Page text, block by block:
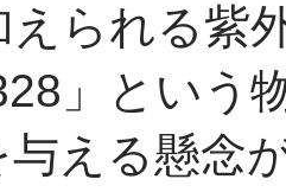
えられる紫
」という
与える懸念